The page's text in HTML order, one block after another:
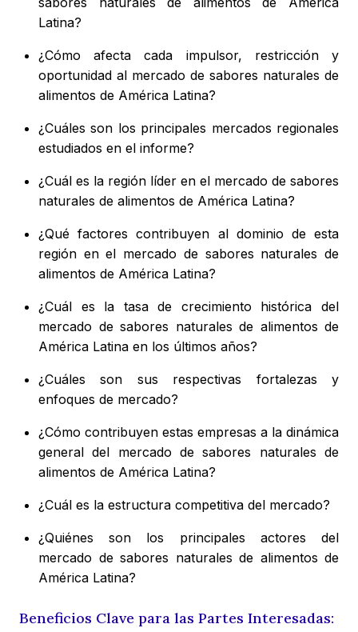
Latina?
¿Cómo afecta cada impulsor, restricción y
oportunidad al mercado de sabores naturales de
alimentos de América Latina?
¿Cuáles son los principales mercados regionales
estudiados en el informe?
¿Cuál es la región líder en el mercado de sabores
naturales de alimentos de América Latina?
¿Qué factores contribuyen al dominio de esta
región en el mercado de sabores naturales de
alimentos de América Latina?
¿Cuál es la tasa de crecimiento histórica del
mercado de sabores naturales de alimentos de
América Latina en los últimos años?
¿Cuáles son sus respectivas fortalezas y
enfoques de mercado?
¿Cómo contribuyen estas empresas a la dinámica
general del mercado de sabores naturales de
alimentos de América Latina?
¿Cuál es la estructura competitiva del mercado?
¿Quiénes son los principales actores del
mercado de sabores naturales de alimentos de
América Latina?
Beneficios Clave para las Partes Interesadas: